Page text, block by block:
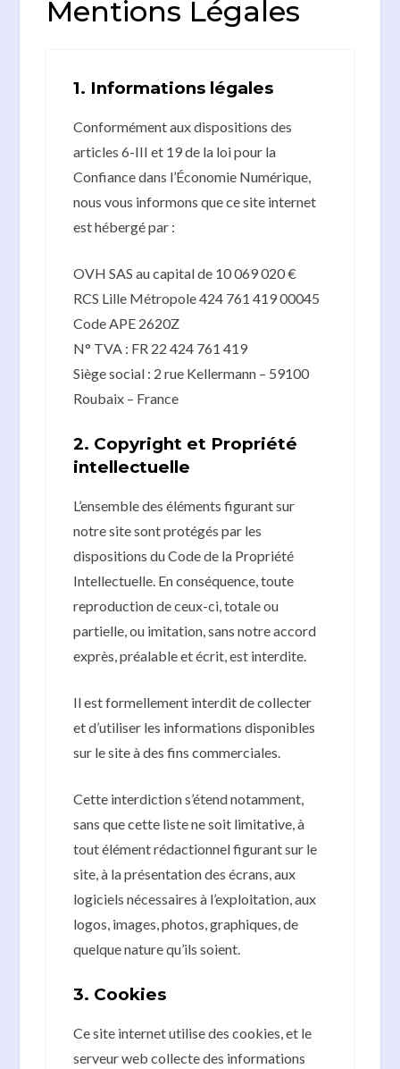
Mentions Légales
1. Informations légales
Conformément aux dispositions des
articles 6-III et 19 de la loi pour la
Confiance dans l’Économie Numérique,
nous vous informons que ce site internet
est hébergé par :
OVH SAS au capital de 10 069 020 €
RCS Lille Métropole 424 761 419 00045
Code APE 2620Z
N° TVA : FR 22 424 761 419
Siège social : 2 rue Kellermann – 59100
Roubaix – France
2. Copyright et Propriété
intellectuelle
L’ensemble des éléments figurant sur
notre site sont protégés par les
dispositions du Code de la Propriété
Intellectuelle. En conséquence, toute
reproduction de ceux-ci, totale ou
partielle, ou imitation, sans notre accord
exprès, préalable et écrit, est interdite.
Il est formellement interdit de collecter
et d’utiliser les informations disponibles
sur le site à des fins commerciales.
Cette interdiction s’étend notamment,
sans que cette liste ne soit limitative, à
tout élément rédactionnel figurant sur le
site, à la présentation des écrans, aux
logiciels nécessaires à l’exploitation, aux
logos, images, photos, graphiques, de
quelque nature qu’ils soient.
3. Cookies
Ce site internet utilise des cookies, et le
serveur web collecte des informations